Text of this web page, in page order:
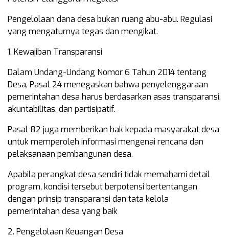
Pengelolaan dana desa bukan ruang abu-abu. Regulasi
yang mengaturnya tegas dan mengikat.
1. Kewajiban Transparansi
Dalam Undang-Undang Nomor 6 Tahun 2014 tentang
Desa, Pasal 24 menegaskan bahwa penyelenggaraan
pemerintahan desa harus berdasarkan asas transparansi,
akuntabilitas, dan partisipatif.
Pasal 82 juga memberikan hak kepada masyarakat desa
untuk memperoleh informasi mengenai rencana dan
pelaksanaan pembangunan desa.
Apabila perangkat desa sendiri tidak memahami detail
program, kondisi tersebut berpotensi bertentangan
dengan prinsip transparansi dan tata kelola
pemerintahan desa yang baik
2. Pengelolaan Keuangan Desa